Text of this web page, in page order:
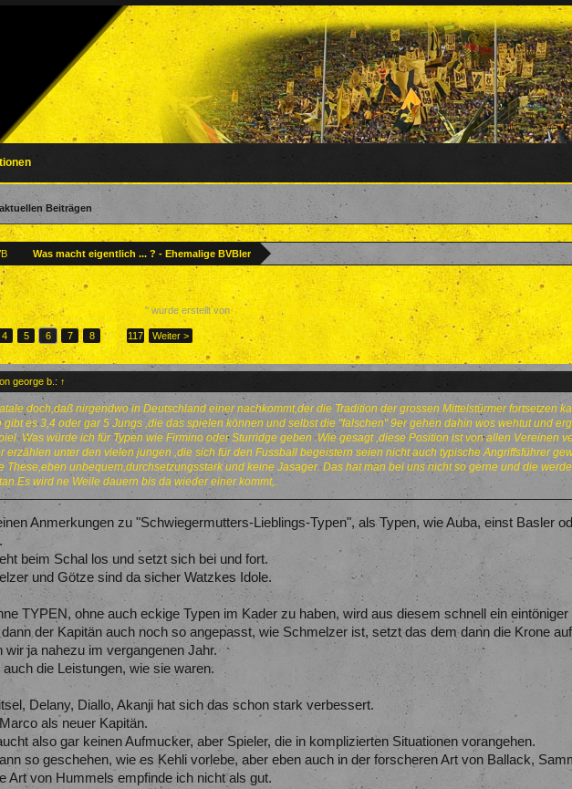
Was macht eigentlich ... ? - Ehemalige BVBler
... ? - Ehemalige BVBler" wurde erstellt vonForenteam, 15. Mai 2018
4 5 6 7 8 → 117 Weiter >
george b.: ↑
doch,daß nirgendwo in Deutschland einer nachkommt,der die Tradition der grossen Mittelstürmer fortsetzen
gibt es 3,4 oder gar 5 Jungs ,die das spielen können und selbst die "falschen" 9er gehen dahin wos wehtut und
Was würde ich für Typen wie Firmino oder Sturridge geben .Wie gesagt ,diese Position ist von allen Vereinen
erzählen unter den vielen jungen ,die sich für den Fussball begeistern seien nicht auch typische Angriffsführer
These,eben unbequem,durchsetzungsstark und keine Jasager. Das hat man bei uns nicht so gerne und die
wird ne Weile dauern bis da wieder einer kommt,.
Anmerkungen zu "Schwiegermutters-Lieblings-Typen", als Typen, wie Auba, einst Basler
beim Schal los und setzt sich bei und fort.
und Götze sind da sicher Watzkes Idole.
TYPEN, ohne auch eckige Typen im Kader zu haben, wird aus diesem schnell ein eintöniger
der Kapitän auch noch so angepasst, wie Schmelzer ist, setzt das dem dann die Krone
wir ja nahezu im vergangenen Jahr.
auch die Leistungen, wie sie waren.
Delany, Diallo, Akanji hat sich das schon stark verbessert.
als neuer Kapitän.
also gar keinen Aufmucker, aber Spieler, die in komplizierten Situationen vorangehen.
so geschehen, wie es Kehli vorlebe, aber eben auch in der forscheren Art von Ballack,
Art von Hummels empfinde ich nicht als gut.
Beiträgen